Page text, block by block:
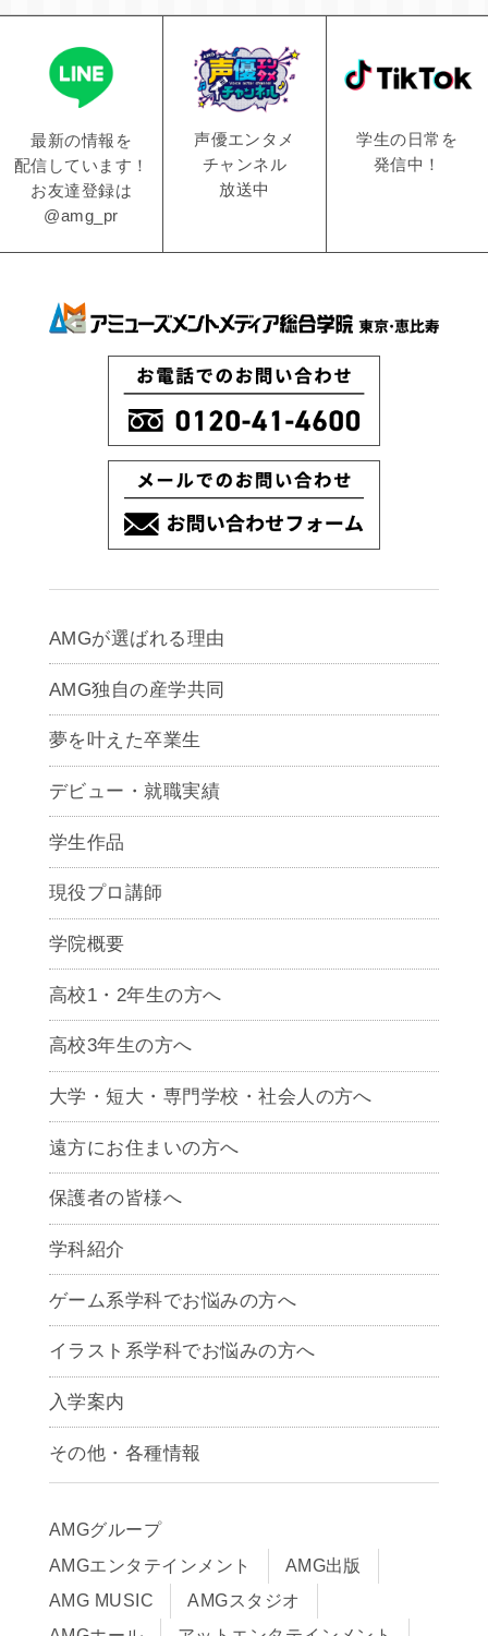
最新の情報を
配信しています！
お友達登録は
@amg_pr
声優エンタメ
チャンネル
放送中
学生の日常を
発信中！
AMGが選ばれる理由
AMG独自の産学共同
夢を叶えた卒業生
デビュー・就職実績
学生作品
現役プロ講師
学院概要
高校1・2年生の方へ
高校3年生の方へ
大学・短大・専門学校・社会人の方へ
遠方にお住まいの方へ
保護者の皆様へ
学科紹介
ゲームクリエイター学科
CG学科
アニメーション学科
キャラクターデザイン学科
声優学科
ゲーム系学科でお悩みの方へ
イラスト系学科でお悩みの方へ
入学案内
募集要項
早期出願制度・AOエントリー
推薦入学制度
学費サポート・各種制度
学費について
その他・各種情報
アクセス
サイトマップ
在校生・保護者の方へ
卒業生の皆様へ
AMGグループ
AMGエンタテインメント
AMG出版
AMG MUSIC
AMGスタジオ